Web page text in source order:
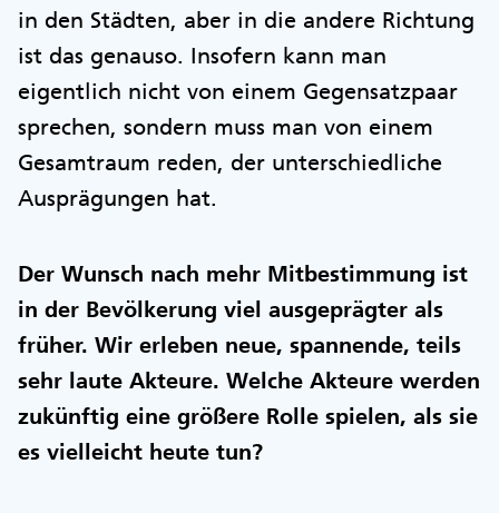
in den Städten, aber in die andere Richtung
ist das genauso. Insofern kann man
eigentlich nicht von einem Gegensatzpaar
sprechen, sondern muss man von einem
Gesamtraum reden, der unterschiedliche
Ausprägungen hat.
Der Wunsch nach mehr Mitbestimmung ist
in der Bevölkerung viel ausgeprägter als
früher. Wir erleben neue, spannende, teils
sehr laute Akteure. Welche Akteure werden
zukünftig eine größere Rolle spielen, als sie
es vielleicht heute tun?